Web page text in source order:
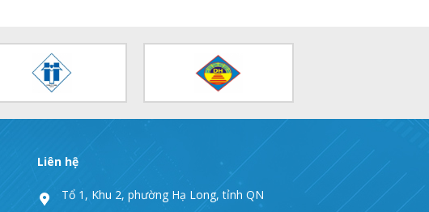
Liên hệ
Tổ 1, Khu 2, phường Hạ Long, tỉnh QN